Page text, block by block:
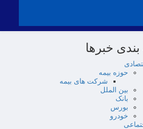
خبرها
حوزه بیمه
شرکت های بیمه
بین الملل
بانک
بورس
خودرو